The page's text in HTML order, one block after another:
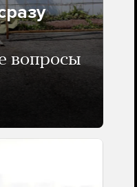
вопросы